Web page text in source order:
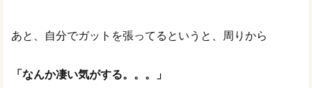
あと、自分でガットを張ってるというと、周りから
「なんか凄い気がする。。。」